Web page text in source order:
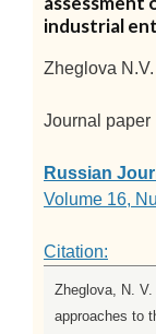
industrial
Zheglova N.V.
Journal paper
Russian
Volume 16,
Citation:
Zheglova, N.
approaches to